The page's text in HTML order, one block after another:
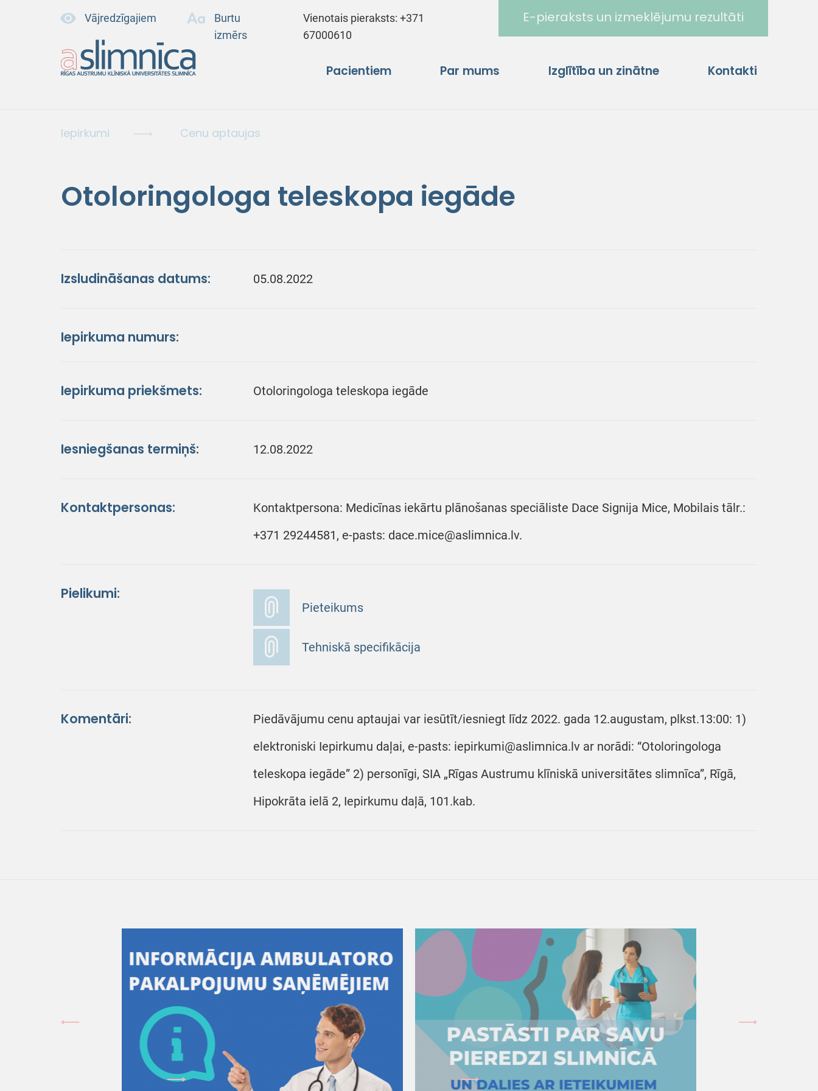
Vājredzīgajiem
Burtu
izmērs
Vienotais pieraksts:+371
67000610
E-pieraksts un izmeklējumu rezultāti
Pacientiem Par mums Izglītība un zinātne Kontakti
Iepirkumi Cenu aptaujas
Otoloringologa teleskopa iegāde
Izsludināšanas datums: 05.08.2022
Iepirkuma numurs:
Iepirkuma priekšmets: Otoloringologa teleskopa iegāde
Iesniegšanas termiņš: 12.08.2022
Kontaktpersonas:
Kontaktpersona: Medicīnas iekārtu plānošanas speciāliste Dace Signija Mice, Mobilais tālr.:
+371 29244581, e-pasts: dace.mice@aslimnica.lv.
Pielikumi:
Pieteikums
Tehniskā specifikācija
Komentāri:
Piedāvājumu cenu aptaujai var iesūtīt/iesniegt līdz 2022. gada 12.augustam, plkst.13:00: 1)
elektroniski Iepirkumu daļai, e-pasts: iepirkumi@aslimnica.lv ar norādi: “Otoloringologa
teleskopa iegāde” 2) personīgi, SIA „Rīgas Austrumu klīniskā universitātes slimnīca”, Rīgā,
Hipokrāta ielā 2, Iepirkumu daļā, 101.kab.